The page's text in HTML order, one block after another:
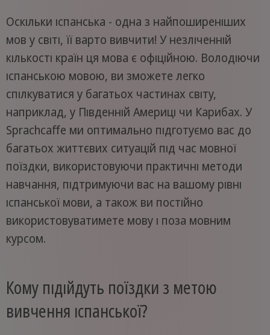
Оскільки іспанська - одна з найпоширеніших
мов у світі, її варто вивчити! У незліченній
кількості країн ця мова є офіційною. Володіючи
іспанською мовою, ви зможете легко
спілкуватися у багатьох частинах світу,
наприклад, у Південній Америці чи Карибах. У
Sprachcaffe ми оптимально підготуємо вас до
багатьох життєвих ситуацій під час мовної
поїздки, використовуючи практичні методи
навчання, підтримуючи вас на вашому рівні
іспанської мови, а також ви постійно
використовуватимете мову і поза мовним
курсом.
Кому підійдуть поїздки з метою
вивчення іспанської?